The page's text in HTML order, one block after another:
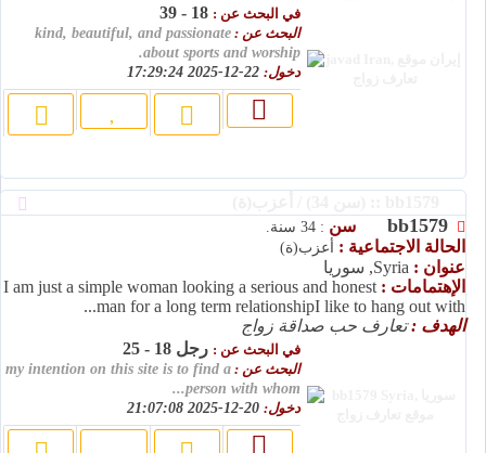
في البحث عن :
البحث عن : kind, beautiful, and passionate
about sports and worship.
دخول:
bb1579 سن : 34 سنة.
الحالة الاجتماعية : أعزب(ة)
عنوان : Syria, سوريا
الإهتمامات : I am just a simple woman looking a serious and honest
man for a long term relationshipI like to hang out with...
الهدف :تعارف حب صداقة زواج
في البحث عن : رجل 18 - 25
البحث عن : my intention on this site is to find a
person with whom...
دخول: